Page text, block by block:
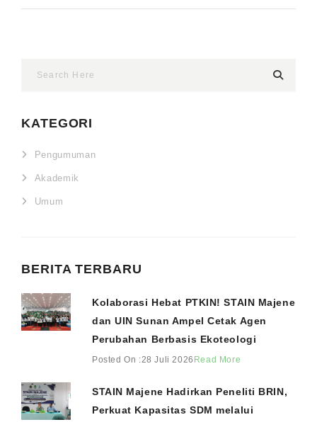
KATEGORI
Pengumuman
Akademik
Umum
BERITA TERBARU
Kolaborasi Hebat PTKIN! STAIN Majene
dan UIN Sunan Ampel Cetak Agen
Perubahan Berbasis Ekoteologi
Posted On :28 Juli 2026 Read More
STAIN Majene Hadirkan Peneliti BRIN,
Perkuat Kapasitas SDM melalui